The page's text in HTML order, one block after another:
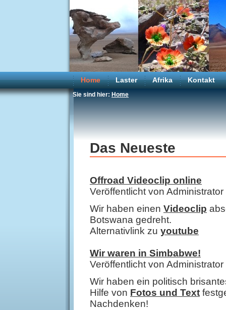
Home Laster Afrika Kontakt
Sie sind hier: Home
Das Neueste
Offroad Videoclip online
Veröffentlicht von
Wir haben einen Videoclip
Botswana gedreht.
Alternativlink zu youtube
Wir waren in Simbabwe!
Veröffentlicht von
Wir haben ein politisch
Hilfe von Fotos und Text
Nachdenken!